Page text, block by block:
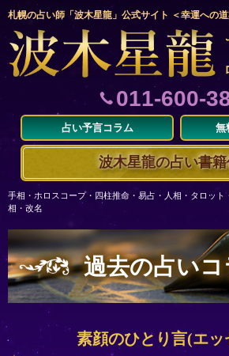
札幌の占い師「波木星龍」公式サイト ＜幸運への
011-600-
占い予言コラム 無
波木星龍の占い書
手相・ホロスコープ・四柱推命・易占・人相・タロット
相・改名
過去の占い
素顔のひとり言(エッ